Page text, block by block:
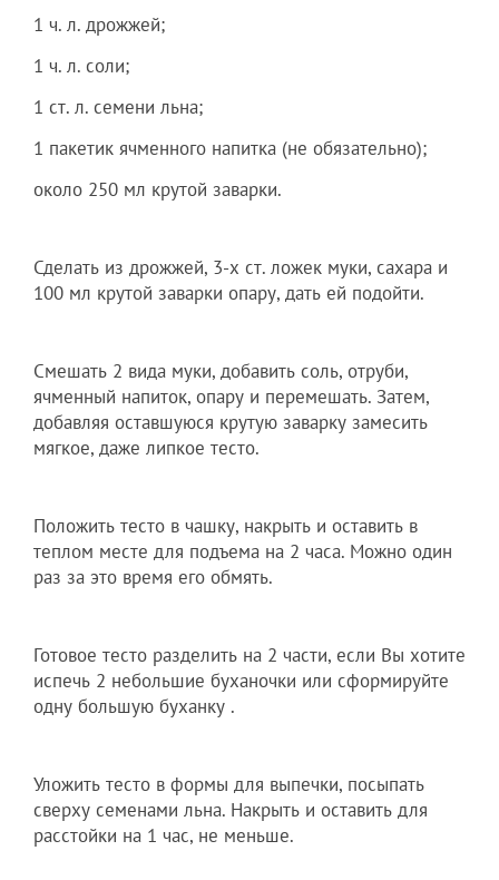
1 ч. л. дрожжей;
1 ч. л. соли;
1 ст. л. семени льна;
1 пакетик ячменного напитка (не обязательно);
около 250 мл крутой заварки.
Сделать из дрожжей, 3-х ст. ложек муки, сахара и
100 мл крутой заварки опару, дать ей подойти.
Смешать 2 вида муки, добавить соль, отруби,
ячменный напиток, опару и перемешать. Затем,
добавляя оставшуюся крутую заварку замесить
мягкое, даже липкое тесто.
Положить тесто в чашку, накрыть и оставить в
теплом месте для подъема на 2 часа. Можно один
раз за это время его обмять.
Готовое тесто разделить на 2 части, если Вы хотите
испечь 2 небольшие буханочки или сформируйте
одну большую буханку .
Уложить тесто в формы для выпечки, посыпать
сверху семенами льна. Накрыть и оставить для
расстойки на 1 час, не меньше.